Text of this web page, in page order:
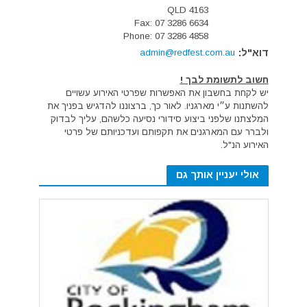
QLD 4163
Fax: 07 3286 6634
Phone: 07 3286 4858
דוא"ל: admin@redfest.com.au
חשוב לתשומת לבך !
יש לקחת בחשבון את האפשרות שפרטי האירוע עשויים
להשתנות ע״י מארגניו. לאור כך, ברצוננו להדגיש בפניך את
המלצתנו שלפני ביצוע סידורי נסיעה כלשהם, עליך לבדוק
ולברר עם המארגנים את תקפותם ועדכניותם של פרטי
האירוע הנ"ל.
אולי יעניין אותך גם